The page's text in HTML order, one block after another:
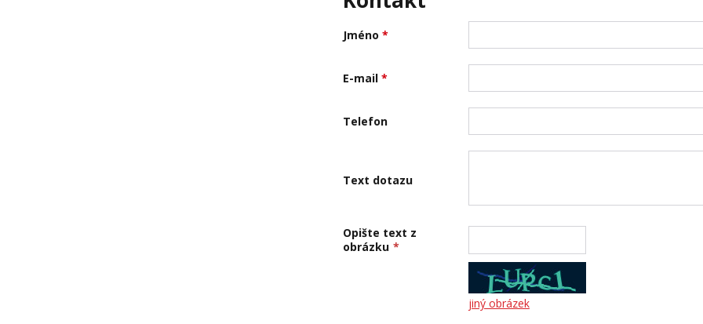
Jméno *
E-mail *
Telefon
Text dotazu
Opište text z
obrázku *
jiný obrázek